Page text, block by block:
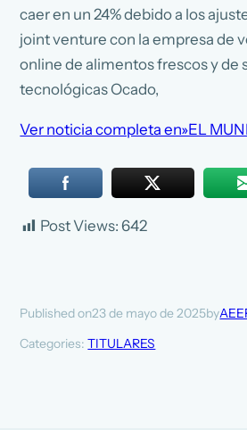
caer en un 24% debido a los
joint venture con la empresa de
online de alimentos frescos y de
tecnológicas Ocado,
Ver noticia completa en»EL
Post Views: 642
Published on23 de mayo de 2025by
Categories:TITULARES